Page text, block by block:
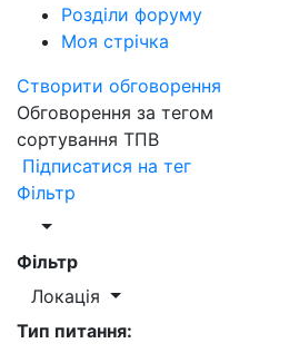
Розділи форуму
Моя стрічка
Створити обговорення
Обговорення за тегом
сортування ТПВ
Підписатися на тег
Фільтр
Фільтр
Локація
Тип питання: